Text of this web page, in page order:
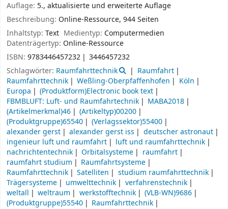
Auflage: 5., aktualisierte und erweiterte Auflage
Beschreibung: Online-Ressource, 944 Seiten
Inhaltstyp: Text Medientyp: Computermedien
Datenträgertyp: Online-Ressource
ISBN: 9783446457232
3446457232
Schlagwörter: Raumfahrttechnik
Raumfahrt
Raumfahrttechnik
Weßling-Oberpfaffenhofen
Köln
Europa
(Produktform)Electronic book text
FBMBLUFT: Luft- und Raumfahrtechnik
MABA2018
(Artikelmerkmal)46
(Artikeltyp)00200
(Produktgruppe)65540
(Verlagssektor)55400
alexander gerst
alexander gerst iss
deutscher astronaut
ingenieur luft und raumfahrt
luft und raumfahrttechnik
nachrichtentechnik
Orbitalsysteme
raumfahrt
raumfahrt studium
Raumfahrtsysteme
Raumfahrttechnik
Satelliten
studium raumfahrttechnik
Trägersysteme
umwelttechnik
verfahrenstechnik
weltall
weltraum werkstofftechnik
(VLB-WN)9686
(Produktgruppe)55540
Raumfahrttechnik